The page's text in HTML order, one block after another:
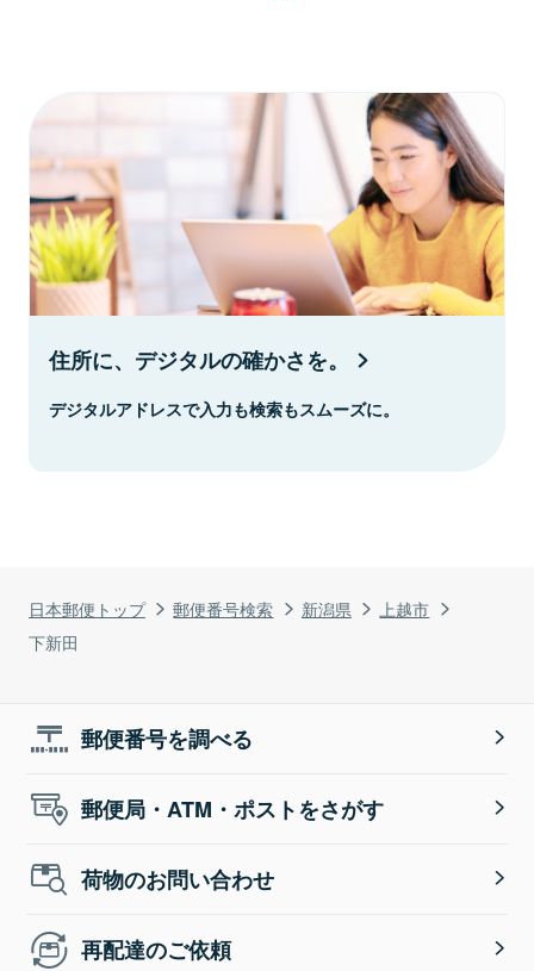
日本郵便トップ 郵便番号検索 新潟県
上越市
下新田
住所に、デジタルの確かさを。
デジタルアドレスで入力も検索もスムーズに。
郵便番号を調べる
郵便局・ATM・ポストをさがす
荷物のお問い合わせ
再配達のご依頼